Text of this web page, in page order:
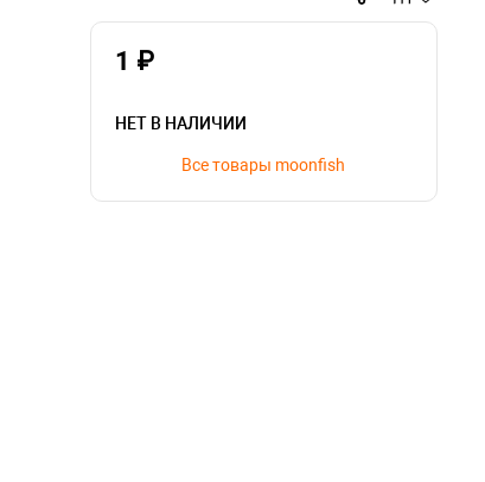
1 ₽
НЕТ В НАЛИЧИИ
Все товары moonfish